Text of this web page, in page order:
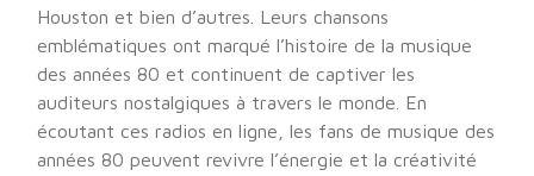
Houston et bien d’autres. Leurs chansons
emblématiques ont marqué l’histoire de la musique
des années 80 et continuent de captiver les
auditeurs nostalgiques à travers le monde. En
écoutant ces radios en ligne, les fans de musique des
années 80 peuvent revivre l’énergie et la créativité